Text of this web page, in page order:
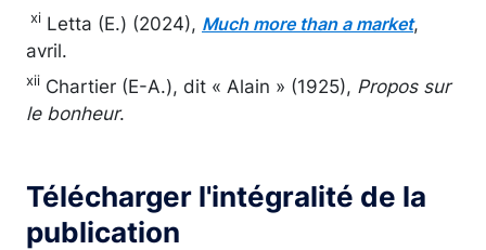
xi Letta (E.) (2024), Much more than a market,
avril.
xii Chartier (E-A.), dit « Alain » (1925), Propos sur
le bonheur.
Télécharger l'intégralité de la
publication